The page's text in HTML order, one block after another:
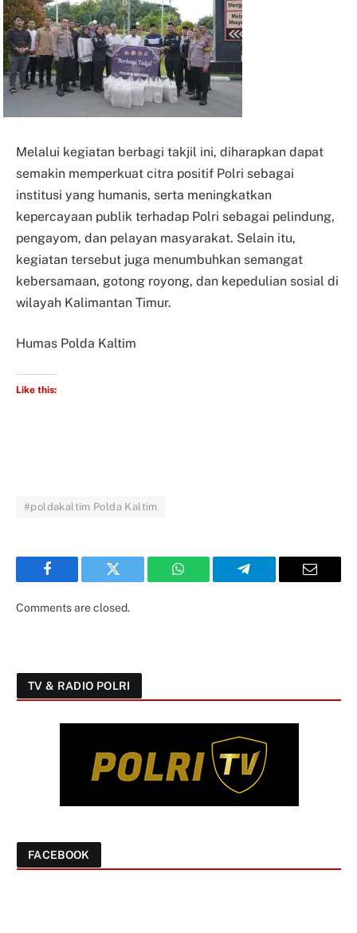
Melalui kegiatan berbagi takjil ini, diharapkan dapat
semakin memperkuat citra positif Polri sebagai
institusi yang humanis, serta meningkatkan
kepercayaan publik terhadap Polri sebagai pelindung,
pengayom, dan pelayan masyarakat. Selain itu,
kegiatan tersebut juga menumbuhkan semangat
kebersamaan, gotong royong, dan kepedulian sosial di
wilayah Kalimantan Timur.
Humas Polda Kaltim
Like this:
#poldakaltim Polda Kaltim
Facebook Twitter WhatsApp Telegram Email
Comments are closed.
TV & RADIO POLRI
FACEBOOK